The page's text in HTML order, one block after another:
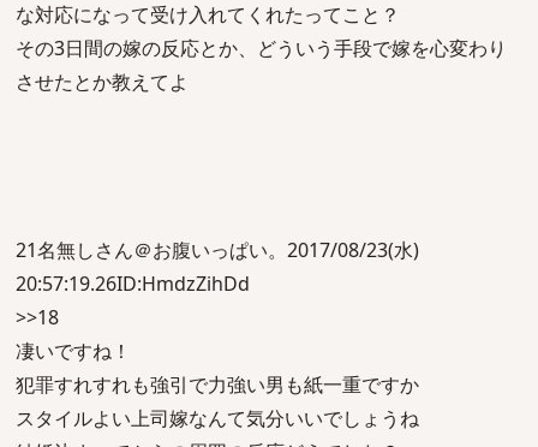
な対応になって受け入れてくれたってこと？
その3日間の嫁の反応とか、どういう手段で嫁を心変わり
させたとか教えてよ
21名無しさん＠お腹いっぱい。2017/08/23(水)
20:57:19.26ID:HmdzZihDd
>>18
凄いですね！
犯罪すれすれも強引で力強い男も紙一重ですか
スタイルよい上司嫁なんて気分いいでしょうね